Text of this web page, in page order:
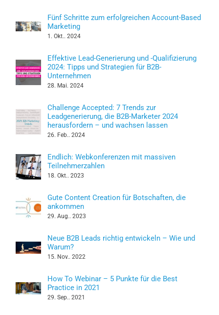
Fünf Schritte zum erfolgreichen Account-Based
Marketing
1. Okt.. 2024
Effektive Lead-Generierung und -Qualifizierung
2024: Tipps und Strategien für B2B-
Unternehmen
28. Mai. 2024
Challenge Accepted: 7 Trends zur
Leadgenerierung, die B2B-Marketer 2024
herausfordern – und wachsen lassen
26. Feb.. 2024
Endlich: Webkonferenzen mit massiven
Teilnehmerzahlen
18. Okt.. 2023
Gute Content Creation für Botschaften, die
ankommen
29. Aug.. 2023
Neue B2B Leads richtig entwickeln – Wie und
Warum?
15. Nov.. 2022
How To Webinar – 5 Punkte für die Best
Practice in 2021
29. Sep.. 2021